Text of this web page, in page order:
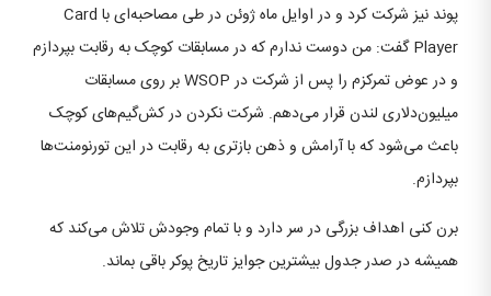
پوند نیز شرکت کرد و در اوایل ماه ژوئن در طی مصاحبه‌ای با Card
Player گفت: من دوست ندارم که در مسابقات کوچک به رقابت بپردازم
و در عوض تمرکزم را پس از شرکت در WSOP بر روی مسابقات
میلیون‌دلاری لندن قرار می‌دهم. شرکت نکردن در کش‌گیم‌های کوچک
باعث می‌شود که با آرامش و ذهن بازتری به رقابت در این تورنومنت‌ها
بپردازم.
برن کنی اهداف بزرگی در سر دارد و با تمام وجودش تلاش می‌کند که
همیشه در صدر جدول بیشترین جوایز تاریخ پوکر باقی بماند.